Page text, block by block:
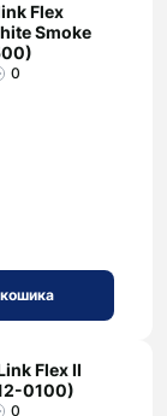
Flex
Smoke
0
Flex II
0100)
0